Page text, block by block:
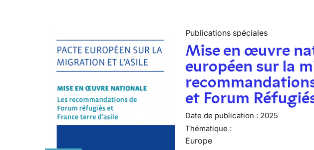
Publications spéciales
Mise en œuvre
européen sur la
et Forum
Date de publication : 2025
Thématique :
Europe